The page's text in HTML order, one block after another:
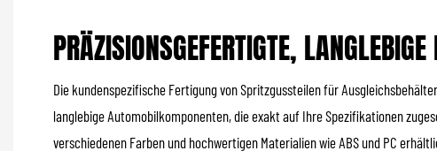
PRÄZISIONSGEFERTIGTE, LANGLEBIGE
Die kundenspezifische Fertigung von Spritzgussteilen für
langlebige Automobilkomponenten, die exakt auf Ihre Spezifikationen
verschiedenen Farben und hochwertigen Materialien wie ABS und PC